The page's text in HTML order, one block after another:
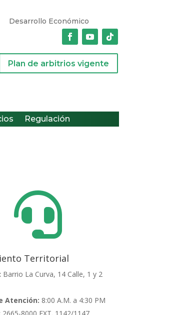
Desarrollo Económico
Plan de arbitrios vigente
Regulación

Territorial
Barrio La Curva, 14 Calle, 1 y 2
Atención: 8:00 A.M. a 4:30 PM